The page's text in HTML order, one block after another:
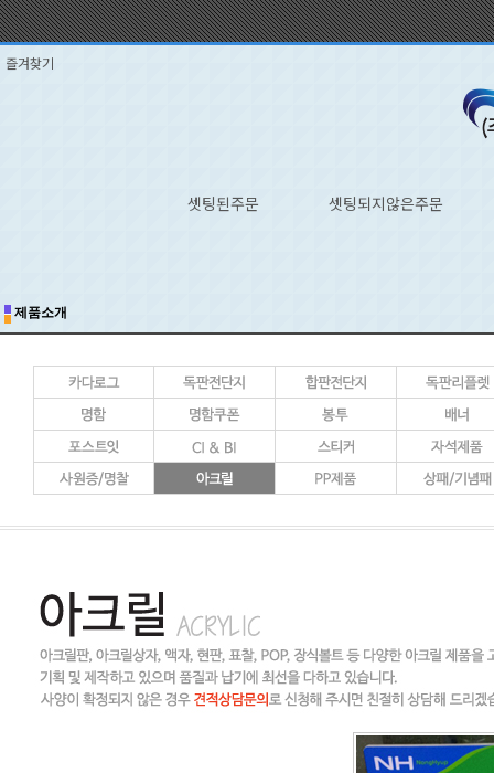
즐겨찾기
셋팅된주문 셋팅되지않은주문
제품소개